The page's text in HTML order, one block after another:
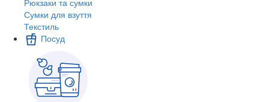
Сумки для взуття
Текстиль
Посуд